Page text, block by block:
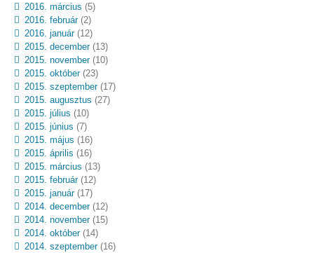
2016. március (5)
2016. február(2)
2016. január(12)
2015. december(13)
2015. november(10)
2015. október(23)
2015. szeptember(17)
2015. augusztus (27)
2015. július (10)
2015. június (7)
2015. május (16)
2015. április (16)
2015. március (13)
2015. február(12)
2015. január(17)
2014. december(12)
2014. november(15)
2014. október(14)
2014. szeptember(16)